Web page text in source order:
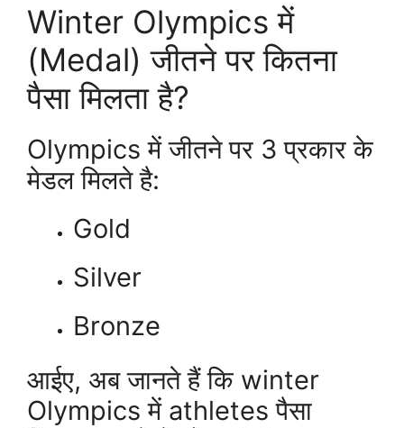
Winter Olympics में
(Medal) जीतने पर कितना
पैसा मिलता है?
Olympics में जीतने पर 3 प्रकार के
मेडल मिलते है:
Gold
Silver
Bronze
आईए, अब जानते हैं कि winter
Olympics में athletes पैसा